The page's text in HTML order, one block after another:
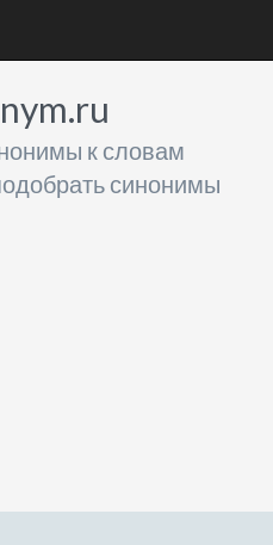
к словам
синонимы